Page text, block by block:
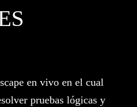
en vivo en el cual
pruebas lógicas y